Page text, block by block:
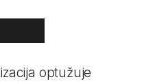
optužuje